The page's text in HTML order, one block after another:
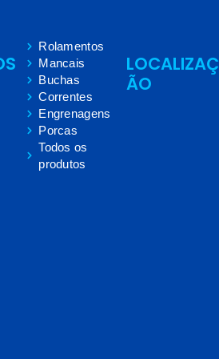
Rolamentos
Mancais
Buchas
Correntes
Engrenagens
Porcas
Todos os
produtos
LOCALIZAÇ
ÃO